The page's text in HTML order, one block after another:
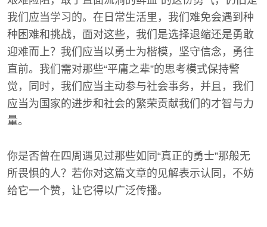
我们应当学习的。在日常生活里，我们难免会遇到种
种困难和挑战，面对这些，我们是选择退缩还是勇敢
迎难而上？我们应当以勇士为楷模，坚守信念，勇往
直前。我们需对那些“平庸之辈”的思考模式保持警
觉，同时，我们应当主动参与社会事务，并且，我们
应当为国家的进步和社会的繁荣贡献我们的才智与力
量。
你是否曾在四周遇见过那些如同“真正的勇士”那般无
所畏惧的人？若你对这篇文章的见解表示认同，不妨
给它一个赞，让它得以广泛传播。